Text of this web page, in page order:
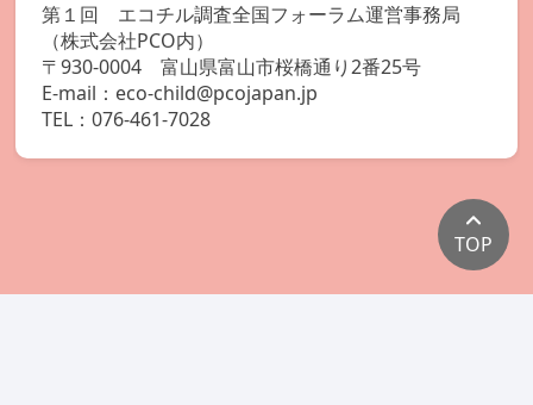
第１回 エコチル調査全国フォーラム運営事務局
（株式会社PCO内）
〒930-0004 富山県富山市桜橋通り2番25号
E-mail：eco-child@pcojapan.jp
TEL：076-461-7028
TOP